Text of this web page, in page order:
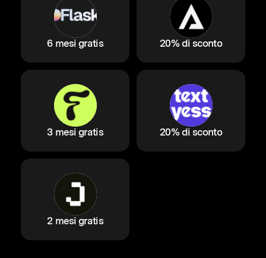
6 mesi gratis 20% di sconto
3 mesi gratis 20% di sconto
2 mesi gratis